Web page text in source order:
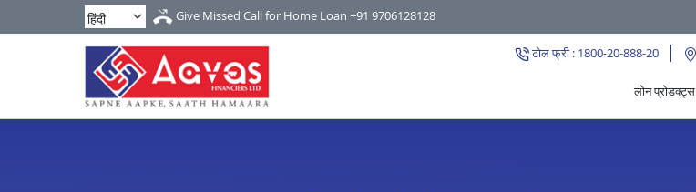
Give Missed Call for Home Loan +91 9706128128
टोल फ्री : 1800-20-888-20
लोन प्रोडक्ट्स